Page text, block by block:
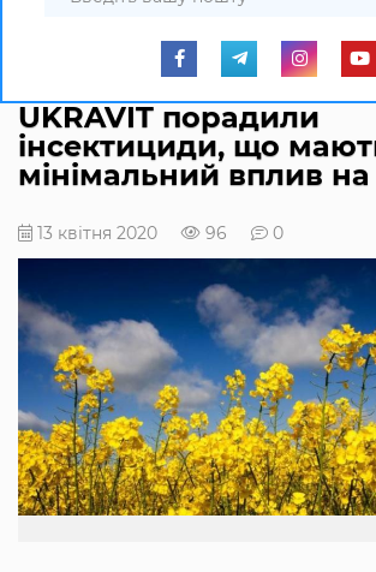
UKRAVIT порадили
інсектициди, що
мінімальний вплив
13 квітня 2020 96 0